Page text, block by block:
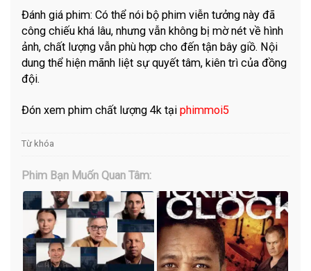
Đánh giá phim: Có thể nói bộ phim viễn tưởng này đã
công chiếu khá lâu, nhưng vẫn không bị mờ nét về hình
ảnh, chất lượng vẫn phù hợp cho đến tận bây giồ. Nội
dung thể hiện mãnh liệt sự quyết tâm, kiên trì của đồng
đội.
Đón xem phim chất lượng 4k tạiphimmoi5
Từ khóa
Phim Bạn Muốn Quan Tâm: